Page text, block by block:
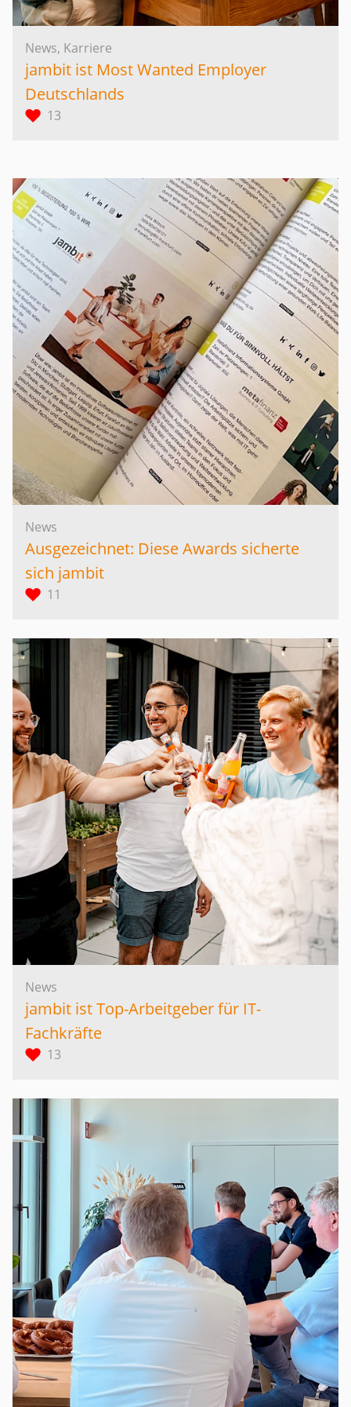
News, Karriere
jambit ist Most Wanted Employer
Deutschlands
13
News
Ausgezeichnet: Diese Awards sicherte
sich jambit
11
News
jambit ist Top-Arbeitgeber für IT-
Fachkräfte
13